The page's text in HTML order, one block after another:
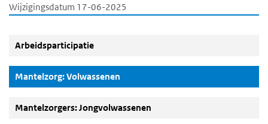
Wijzigingsdatum 17-06-2025
Arbeidsparticipatie
Mantelzorg: Volwassenen
Mantelzorgers: Jongvolwassenen